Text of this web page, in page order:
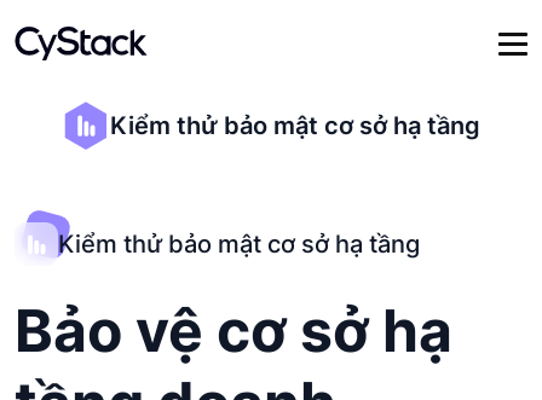
Kiểm thử bảo mật cơ sở hạ tầng
Kiểm thử bảo mật cơ sở hạ tầng
Bảo vệ cơ sở hạ